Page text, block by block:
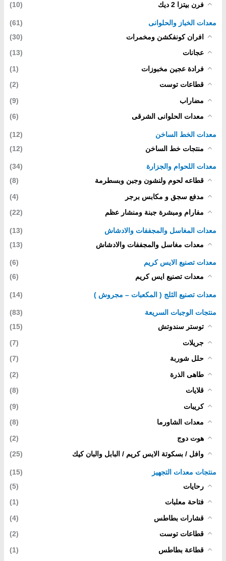
فرن بيتزا 2 ديك
(10)
معدات الخباز والحلوانى
(61)
افران كونفكشن ومخمرات
(30)
عجانات
(13)
فرادة عجين مخبوزات
(1)
قطاعات توست
(2)
مضاراب
(9)
معدات الحلوانى الشرقى
(6)
معدات الخط الساخن
(12)
منتجات خط الساخن
(12)
معدات اللحوام والجزارة
(34)
قطاعه لحوم ولنشون وجبن وبسطرمة
(8)
مدفع سجق و مكابس برجر
(4)
مفارام ومبشرة جبنة ومنشار عظم
(22)
معدات المغاسل والمجففات والادشاش
(13)
معدات مغاسل والمجففات والادشاش
(13)
معدات تصنيع الايس كريم
(6)
معدات تصنيع ايس كريم
(6)
معدات تصنيع الثلج ( المكعبات – مجروش ) (14)
منتجات الوجبات السريعة
(83)
توستر سندوتش
(15)
جريلات
(7)
حلل شوربة
(7)
طاهى الذرة
(2)
قلايات
(8)
كريبات
(9)
معدات الشاورما
(8)
هوت دوج
(2)
وافل / بسكوتة الايس كريم / البابل والبان كيك
(25)
منتجات معدات التجهيز
(15)
رحايات
(5)
فتاحة معلبات
(1)
قشارات بطاطس
(4)
قطاعات توست
(2)
قطاعة بطاطس
(1)